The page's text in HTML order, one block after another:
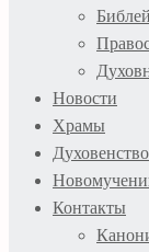
Новости
Храмы
Духовенство
Контакты